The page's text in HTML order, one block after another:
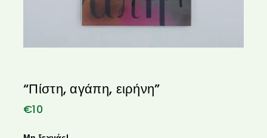
“Πίστη, αγάπη, ειρήνη”
€10